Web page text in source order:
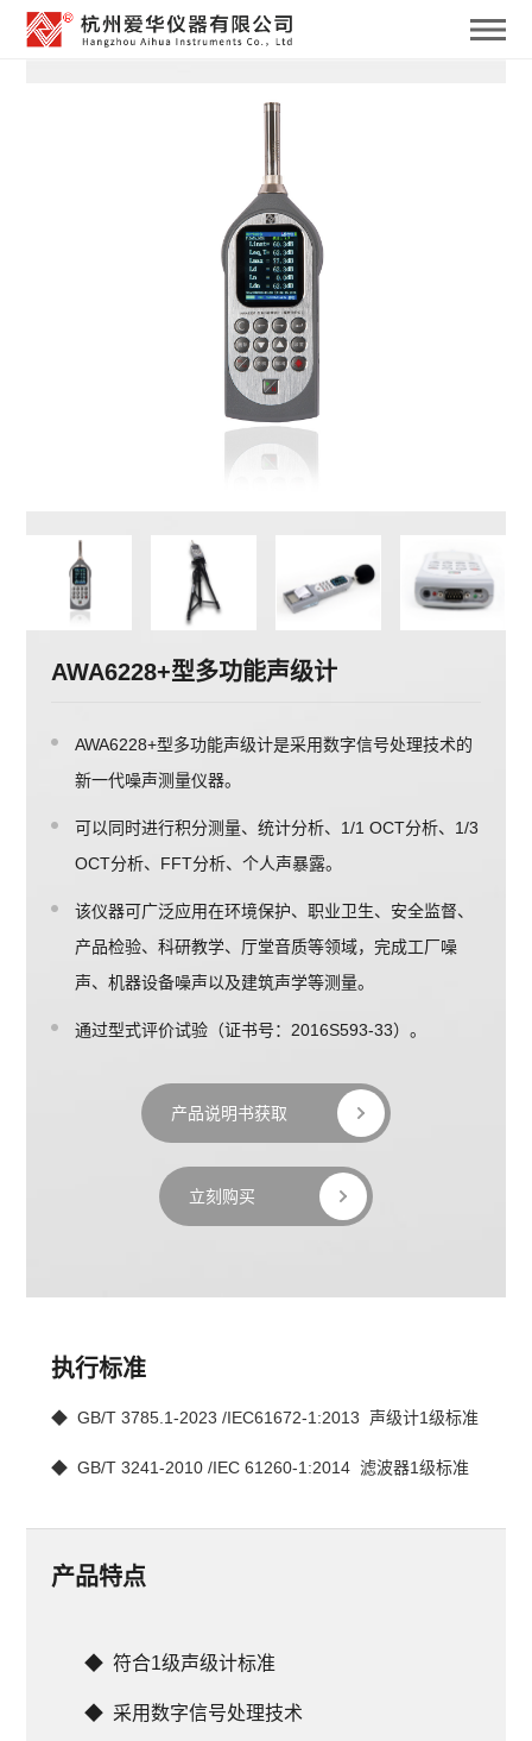
AWA6228+型多功能声级计
AWA6228+型多功能声级计是采用数字信号处理技术的
新一代噪声测量仪器。
可以同时进行积分测量、统计分析、1/1 OCT分析、1/3
OCT分析、FFT分析、个人声暴露。
该仪器可广泛应用在环境保护、职业卫生、安全监督、
产品检验、科研教学、厅堂音质等领域，完成工厂噪
声、机器设备噪声以及建筑声学等测量。
通过型式评价试验（证书号：2016S593-33）。
产品说明书获取
立刻购买
执行标准
◆  GB/T 3785.1-2023 /IEC61672-1:2013  声级计1级标准
◆  GB/T 3241-2010 /IEC 61260-1:2014  滤波器1级标准
产品特点
◆  符合1级声级计标准
◆  采用数字信号处理技术